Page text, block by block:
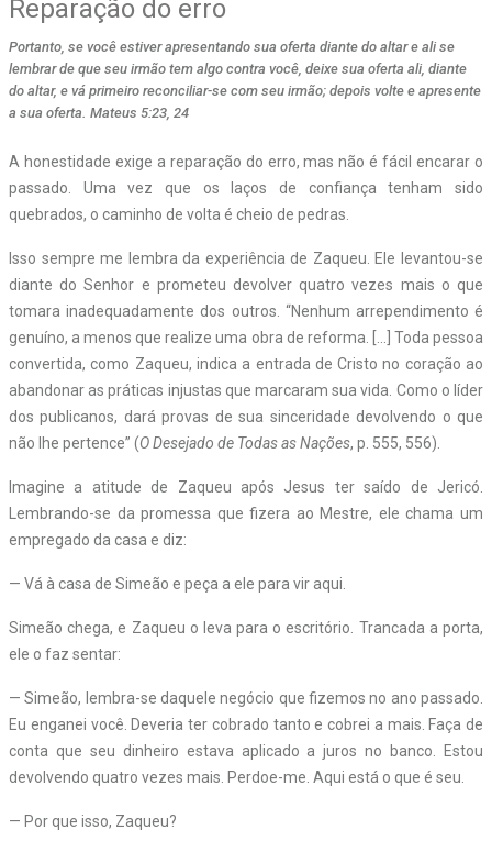
Reparação do erro
Portanto, se você estiver apresentando sua oferta diante do altar e ali se
lembrar de que seu irmão tem algo contra você, deixe sua oferta ali, diante
do altar, e vá primeiro reconciliar-se com seu irmão; depois volte e apresente
a sua oferta. Mateus 5:23, 24
A honestidade exige a reparação do erro, mas não é fácil encarar o
passado. Uma vez que os laços de confiança tenham sido
quebrados, o caminho de volta é cheio de pedras.
Isso sempre me lembra da experiência de Zaqueu. Ele levantou-se
diante do Senhor e prometeu devolver quatro vezes mais o que
tomara inadequadamente dos outros. “Nenhum arrependimento é
genuíno, a menos que realize uma obra de reforma. […] Toda pessoa
convertida, como Zaqueu, indica a entrada de Cristo no coração ao
abandonar as práticas injustas que marcaram sua vida. Como o líder
dos publicanos, dará provas de sua sinceridade devolvendo o que
não lhe pertence” (O Desejado de Todas as Nações, p. 555, 556).
Imagine a atitude de Zaqueu após Jesus ter saído de Jericó.
Lembrando-se da promessa que fizera ao Mestre, ele chama um
empregado da casa e diz:
— Vá à casa de Simeão e peça a ele para vir aqui.
Simeão chega, e Zaqueu o leva para o escritório. Trancada a porta,
ele o faz sentar:
— Simeão, lembra-se daquele negócio que fizemos no ano passado.
Eu enganei você. Deveria ter cobrado tanto e cobrei a mais. Faça de
conta que seu dinheiro estava aplicado a juros no banco. Estou
devolvendo quatro vezes mais. Perdoe-me. Aqui está o que é seu.
— Por que isso, Zaqueu?